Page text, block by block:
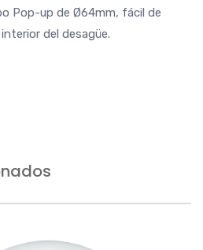
Pop-up de Ø64mm, fácil de
del desagüe.